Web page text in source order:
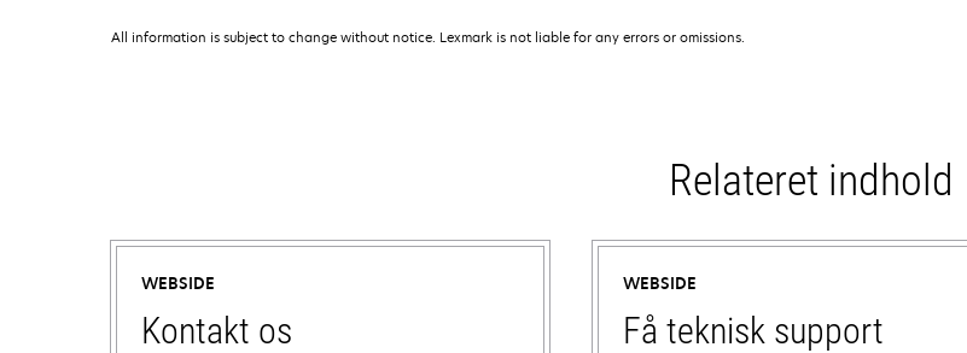
All information is subject to change without notice. Lexmark is not liable for any errors or omissions.
Relateret indhold
WEBSIDE
Kontakt os
WEBSIDE
Få teknisk support